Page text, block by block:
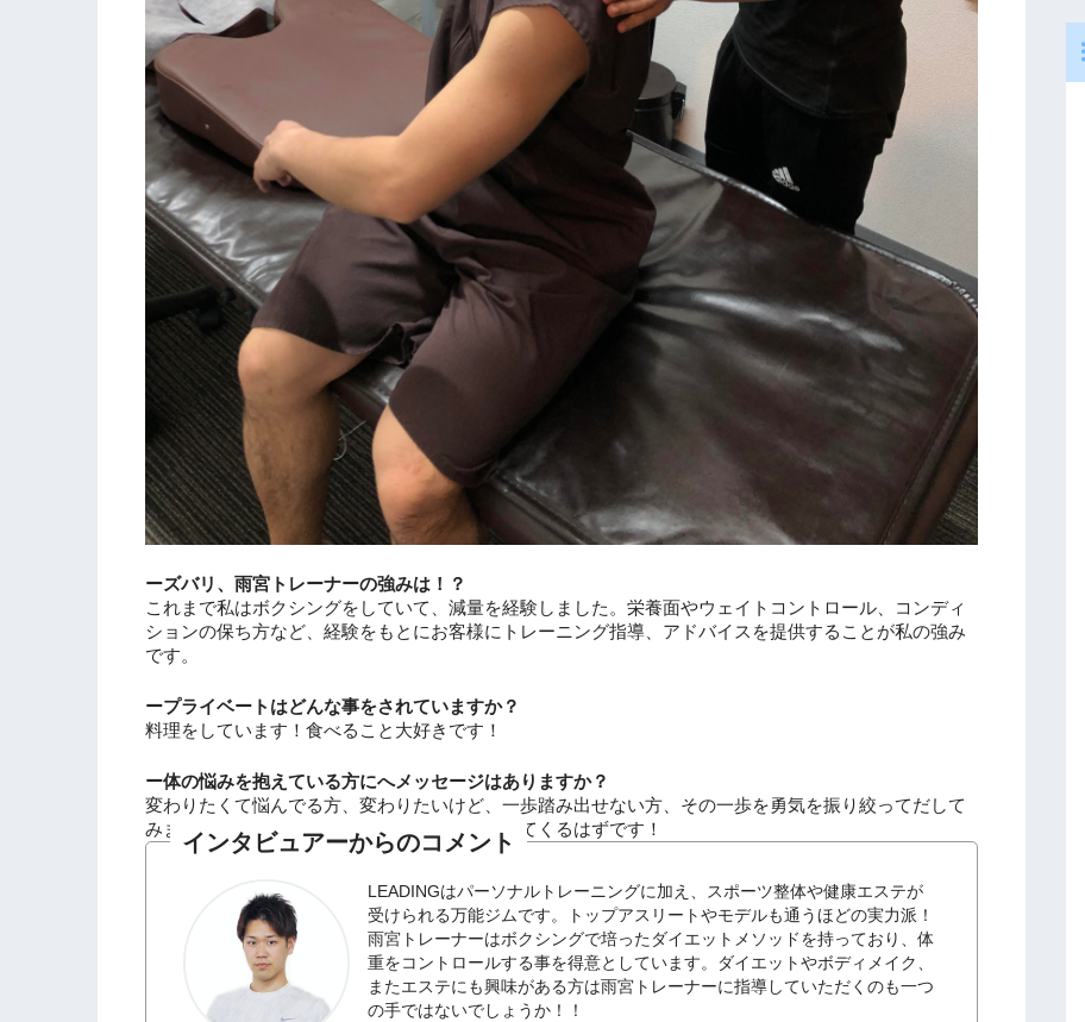
ーズバリ、雨宮トレーナーの強みは！？
これまで私はボクシングをしていて、減量を経験しました。栄養面やウェイトコントロール、
コンディ
ションの保ち方など、 経験をもとにお客様にトレーニング指導、 アドバイスを提供することが私の強み
です。
ープライベートはどんな事をされていますか？
料理をしています！食べること大好きです！
ー体の悩みを抱えている方にへメッセージはありますか？
変わりたくて悩んでる方、変わりたいけど、一歩踏み出せない方、 その一歩を勇気を振り絞ってだして
みましょう！そうすれば、 見える景色も変わってくるはずです！
インタビュアーからのコメント
LEADINGはパーソナルトレーニングに加え、スポーツ整体や健康エステが
受けられる万能ジムです。トップアスリートやモデルも通うほどの実力派！
雨宮トレーナーはボクシングで培ったダイエットメソッドを持っており、体
重をコントロールする事を得意としています。ダイエットやボディメイク、
またエステにも興味がある方は雨宮トレーナーに指導していただくのも一つ
の手ではないでしょうか！！